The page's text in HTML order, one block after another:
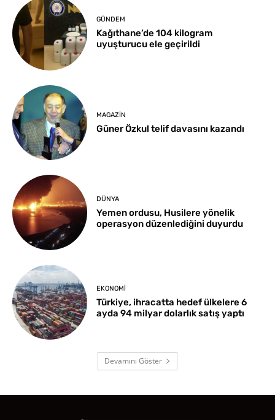
GÜNDEM
Kağıthane’de 104 kilogram
uyuşturucu ele geçirildi
MAGAZIN
Güner Özkul telif davasını kazandı
DÜNYA
Yemen ordusu, Husilere yönelik
operasyon düzenlediğini duyurdu
EKONOMI
Türkiye, ihracatta hedef ülkelere 6
ayda 94 milyar dolarlık satış yaptı
Devamını Göster